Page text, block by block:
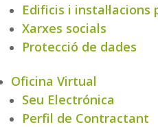
Edificis i instal·lacions
Xarxes socials
Protecció de dades
Oficina Virtual
Seu Electrónica
Perfil de Contractant